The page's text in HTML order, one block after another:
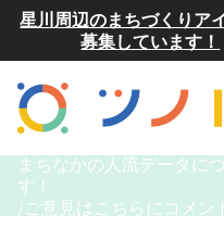
星川周辺のまちづくりア
募集しています！
まちなかの人流データに
す！
/ ご意見はこちらにコメン